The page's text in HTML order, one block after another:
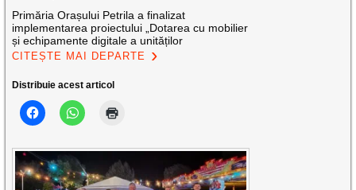
Primăria Orașului Petrila a finalizat
implementarea proiectului „Dotarea cu mobilier
și echipamente digitale a unităților
CITEȘTE MAI DEPARTE
Distribuie acest articol